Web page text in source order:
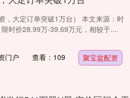
，大定订单突破1万台） 本文来源：时
时价28.99万-39.69万元，相较于....
门户 查看：109 聚宝盆配资